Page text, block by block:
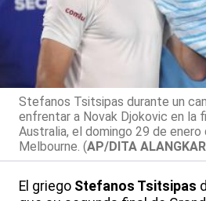
Stefanos Tsitsipas durante un
enfrentar a Novak Djokovic en la
Australia, el domingo 29 de enero
Melbourne. (AP/DITA
El griego Stefanos Tsitsipas